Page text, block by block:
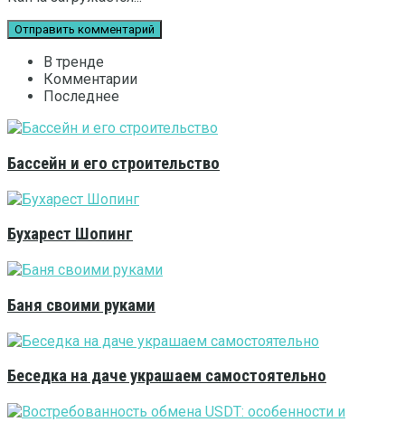
В тренде
Комментарии
Последнее
Бассейн и его строительство
Бухарест Шопинг
Баня своими руками
Беседка на даче украшаем самостоятельно